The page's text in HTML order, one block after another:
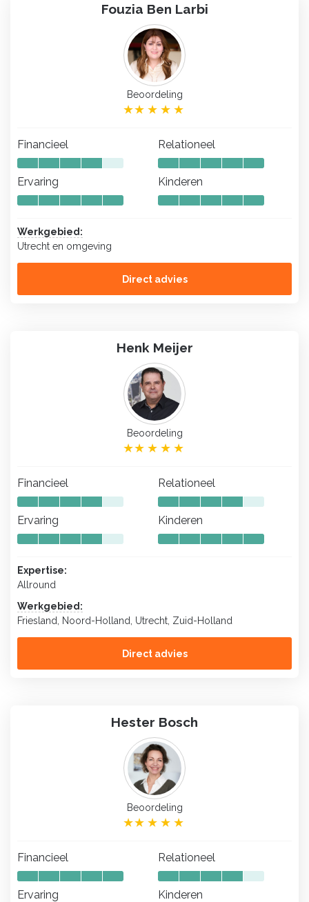
Fouzia Ben Larbi
Beoordeling
Financieel Relationeel
Ervaring Kinderen
Werkgebied:
Utrecht en omgeving
Direct advies
Henk Meijer
Beoordeling
Financieel Relationeel
Ervaring Kinderen
Expertise:
Allround
Werkgebied:
Friesland, Noord-Holland, Utrecht, Zuid-Holland
Direct advies
Hester Bosch
Beoordeling
Financieel Relationeel
Ervaring Kinderen